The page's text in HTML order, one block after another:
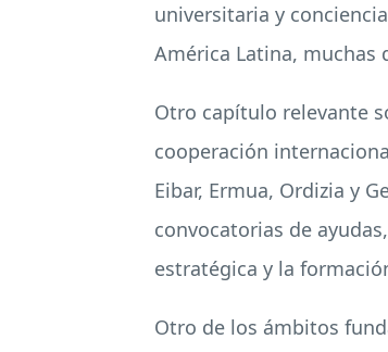
universitaria y
América Latina, muchas
Otro capítulo relevante
cooperación
Eibar, Ermua, Ordizia y
convocatorias de
estratégica y la
Otro de los ámbitos